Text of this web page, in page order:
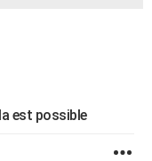
est possible